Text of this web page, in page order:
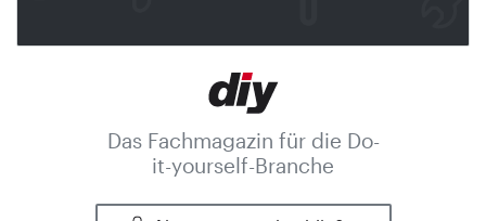
Das Fachmagazin für die Do-
it-yourself-Branche